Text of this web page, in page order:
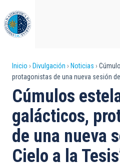
al
contenido
principal
Sobrescribir
enlaces
de
ayuda
a
la
Inicio Divulgación Noticias
protagonistas de una nueva sesión de
Cúmulos
galácticos,
de una nueva
Cielo a la